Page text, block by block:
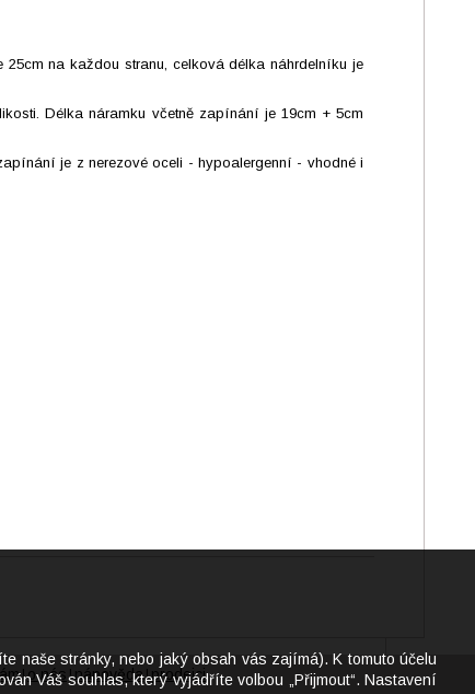
na každou stranu, celková délka náhrdelníku je
Délka náramku včetně zapínání je 19cm + 5cm
je z nerezové oceli - hypoalergenní - vhodné i
|o nás |nápověda|prodejci
naše stránky, nebo jaký obsah vás zajímá). K tomuto účelu
Váš souhlas, který vyjádříte volbou „Přijmout“. Nastavení